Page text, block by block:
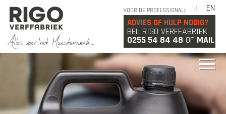
NL | EN
VOOR DE PROFESSIONAL:
ADVIES OF HULP NODIG?
BEL RIGO VERFFABRIEK
0255 54 84 48 OF MAIL